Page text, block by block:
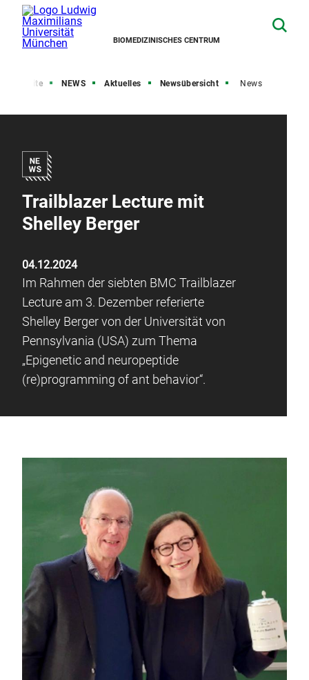
BIOMEDIZINISCHES CENTRUM
Startseite NEWS Aktuelles Newsübersicht News
Trailblazer Lecture mit
Shelley Berger
04.12.2024
Im Rahmen der siebten BMC Trailblazer
Lecture am 3. Dezember referierte
Shelley Berger von der Universität von
Pennsylvania (USA) zum Thema
„Epigenetic and neuropeptide
(re)programming of ant behavior“.